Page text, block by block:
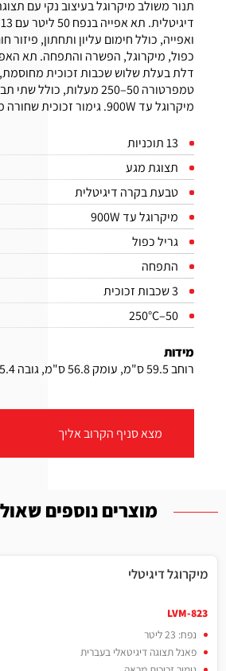
תנור משולב מיקרוגל בעיצוב נקי עם
ואפייה, כולל חימום עליון ותחתון, פיזור
כפול, מיקרוגל, הפשרה והתפחה. תא
דלת בעלת שלוש שכבות זכוכית מחוסמת,
טמפרטורה 50–250 מעלות,
מיקרוגל עד 900W. גימור זכוכית שחורה מלא.
13 תוכניות
תצוגת מגע
טבעת בקרה דיגיטלית
מיקרוגל עד 900W
גריל כפול
התפחה
3 שכבות זכוכית
50–250°C
מידות
רוחב 59.5 ס"מ, עומק 56.8 ס"מ, גובה 45.4 ס"מ.
מצא סניף הקרוב אליך
מוצרים נוספים
מיקרוגל דיגיטלי
LVM-823
נפח: 23 ליטר
פאנל תצוגה דיגיטאלי בעברית